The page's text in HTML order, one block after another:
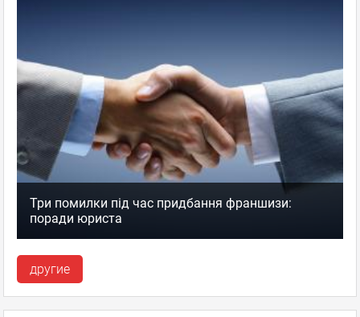
Три помилки під час придбання франшизи:
поради юриста
другие